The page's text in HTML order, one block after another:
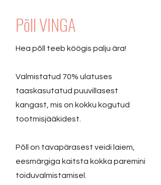
Põll VINGA
Hea põll teeb köögis palju ära!
Valmistatud 70% ulatuses
taaskasutatud puuvillasest
kangast, mis on kokku kogutud
tootmisjääkidest.
Põll on tavapärasest veidi laiem,
eesmärgiga kaitsta kokka paremini
toiduvalmistamisel.